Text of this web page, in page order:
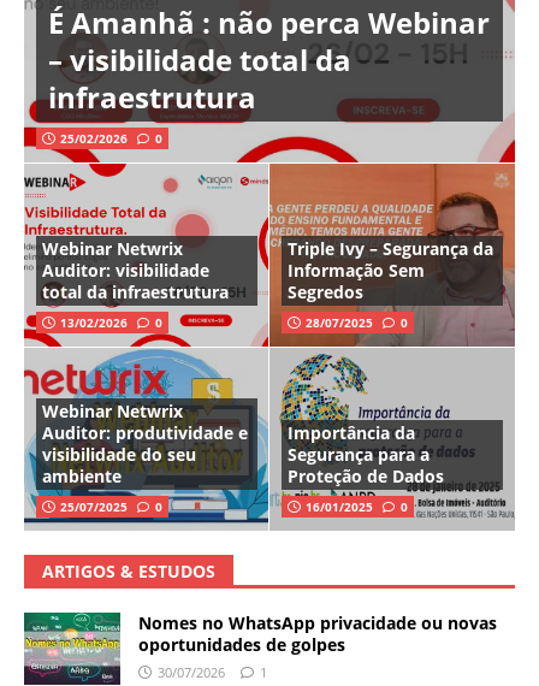
É Amanhã : não perca Webinar
– visibilidade total da
infraestrutura
25/02/2026 0
Webinar Netwrix
Auditor: visibilidade
total da infraestrutura
13/02/2026 0
Triple Ivy – Segurança da
Informação Sem
Segredos
28/07/2025 0
Webinar Netwrix
Auditor: produtividade e
visibilidade do seu
ambiente
25/07/2025 0
Importância da
Segurança para a
Proteção de Dados
16/01/2025 0
ARTIGOS & ESTUDOS
Nomes no WhatsApp privacidade ou novas
oportunidades de golpes
30/07/2026 1